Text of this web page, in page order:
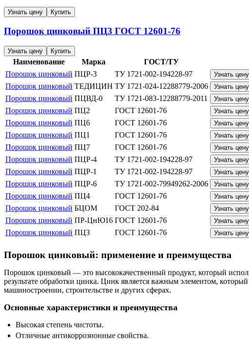
Узнать цену Купить
Порошок цинковый ПЦ3 ГОСТ 12601-76
Узнать цену Купить
Наименование Марка
ГОСТ/ТУ
Порошок цинковый ПЦР-3 ТУ 1721-002-194228-97 Узнать цену
Порошок цинковый ТЕДИЦИН ТУ 1721-024-12288779-2006 Узнать цену
Порошок цинковый ПЦВД-0 ТУ 1721-083-12288779-2011 Узнать цену
Порошок цинковый ПЦ2 ГОСТ 12601-76 Узнать цену
Порошок цинковый ПЦ6 ГОСТ 12601-76 Узнать цену
Порошок цинковый ПЦ1 ГОСТ 12601-76 Узнать цену
Порошок цинковый ПЦ7 ГОСТ 12601-76 Узнать цену
Порошок цинковый ПЦР-4 ТУ 1721-002-194228-97 Узнать цену
Порошок цинковый ПЦР-1 ТУ 1721-002-194228-97 Узнать цену
Порошок цинковый ПЦР-6 ТУ 1721-002-79949262-2006 Узнать цену
Порошок цинковый ПЦ4 ГОСТ 12601-76 Узнать цену
Порошок цинковый БЦОМ ГОСТ 202-84 Узнать цену
Порошок цинковый ПР-ЦнЮ16 ГОСТ 12601-76 Узнать цену
Порошок цинковый ПЦ3 ГОСТ 12601-76 Узнать цену
Порошок цинковый: применение и преимущества
Порошок цинковый — это высококачественный продукт, который
результате обработки цинка. Цинк является важным элементом,
машиностроении, строительстве и других сферах.
Основные характеристики и преимущества
Высокая степень чистоты.
Отличные антикоррозионные свойства.